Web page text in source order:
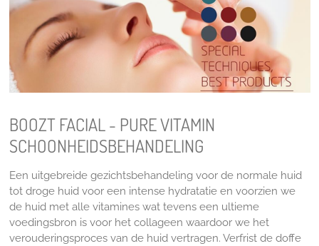
BOOZT FACIAL - PURE VITAMIN
SCHOONHEIDSBEHANDELING
Een uitgebreide gezichtsbehandeling voor de normale huid
tot droge huid voor een intense hydratatie en voorzien we
de huid met alle vitamines wat tevens een ultieme
voedingsbron is voor het collageen waardoor we het
verouderingsproces van de huid vertragen. Verfrist de doffe